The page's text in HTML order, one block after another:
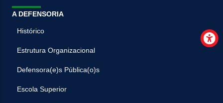
A DEFENSORIA
Histórico
Estrutura Organizacional
Defensora(e)s Pública(o)s
Escola Superior